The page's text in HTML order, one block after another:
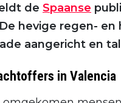
de Spaanse
hevige regen- en
aangericht en
in Valencia